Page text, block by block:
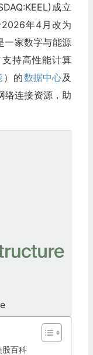
成立
年4月改为
一家数字与能源
持高性能计算
）的数据中心及
络连接资源，助
百科